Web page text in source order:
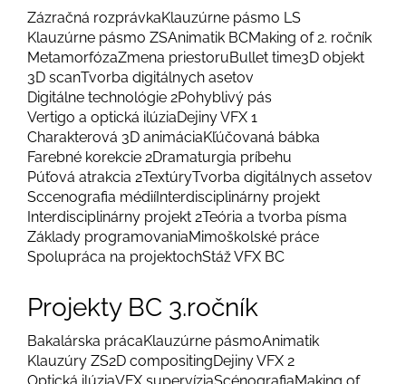
Zázračná rozprávkaKlauzúrne pásmo LS
Klauzúrne pásmo ZSAnimatik BCMaking of 2. ročník
MetamorfózaZmena priestoruBullet time3D objekt
3D scanTvorba digitálnych asetov
Digitálne technológie 2Pohyblivý pás
Vertigo a optická ilúziaDejiny VFX 1
Charakterová 3D animáciaKľúčovaná bábka
Farebné korekcie 2Dramaturgia príbehu
Púťová atrakcia 2TextúryTvorba digitálnych assetov
Sccenografia médiíInterdisciplinárny projekt
Interdisciplinárny projekt 2Teória a tvorba písma
Základy programovaniaMimoškolské práce
Spolupráca na projektochStáž VFX BC
Projekty BC 3.ročník
Bakalárska prácaKlauzúrne pásmoAnimatik
Klauzúry ZS2D compositingDejiny VFX 2
Optická ilúziaVFX supervíziaScénografiaMaking of